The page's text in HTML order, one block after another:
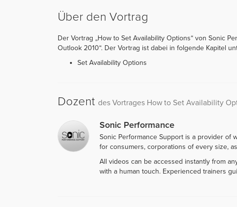
Über den Vortrag
Der Vortrag „How to Set Availability Options“ von Sonic
Outlook 2010“. Der Vortrag ist dabei in folgende Kapitel
Set Availability Options
Dozent des Vortrages How to Set Availability
Sonic Performance
Sonic Performance Support is a provider of
for consumers, corporations of every size,
All videos can be accessed instantly from
with a human touch. Experienced trainers